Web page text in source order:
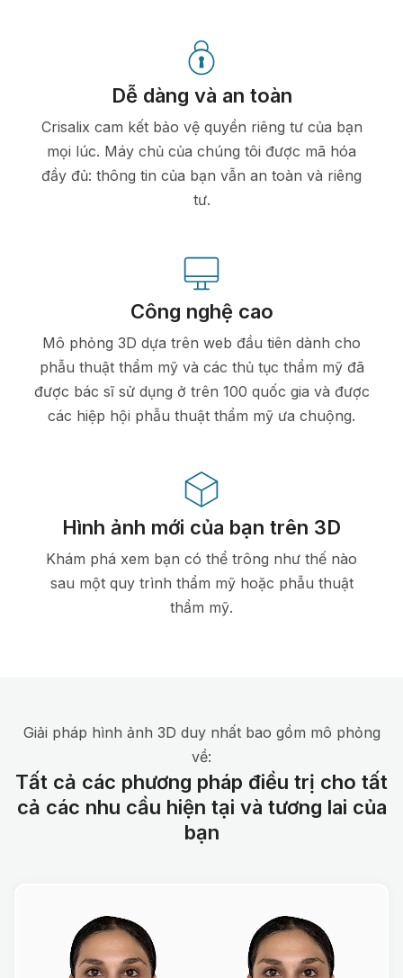
Dễ dàng và an toàn
Crisalix cam kết bảo vệ quyền riêng tư của bạn
mọi lúc. Máy chủ của chúng tôi được mã hóa
đầy đủ: thông tin của bạn vẫn an toàn và riêng
tư.
Công nghệ cao
Mô phỏng 3D dựa trên web đầu tiên dành cho
phẫu thuật thẩm mỹ và các thủ tục thẩm mỹ đã
được bác sĩ sử dụng ở trên 100 quốc gia và được
các hiệp hội phẫu thuật thẩm mỹ ưa chuộng.
Hình ảnh mới của bạn trên 3D
Khám phá xem bạn có thể trông như thế nào
sau một quy trình thẩm mỹ hoặc phẫu thuật
thẩm mỹ.
Giải pháp hình ảnh 3D duy nhất bao gồm mô phỏng
về:
Tất cả các phương pháp điều trị cho tất
cả các nhu cầu hiện tại và tương lai của
bạn